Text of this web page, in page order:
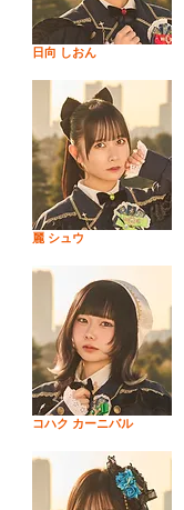
日向 しおん
麗 シュウ
コハク カーニバル